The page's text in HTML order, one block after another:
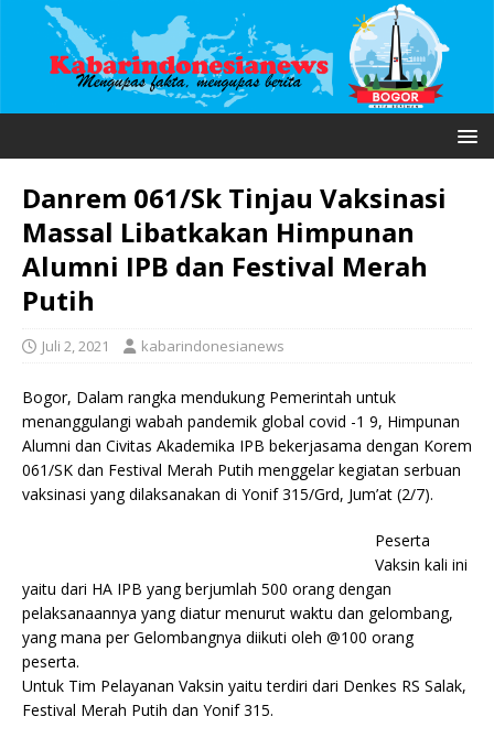
Danrem 061/Sk Tinjau Vaksinasi
Massal Libatkakan Himpunan
Alumni IPB dan Festival Merah
Putih
Juli 2, 2021 kabarindonesianews
Bogor, Dalam rangka mendukung Pemerintah untuk
menanggulangi wabah pandemik global covid -1 9, Himpunan
Alumni dan Civitas Akademika IPB bekerjasama dengan Korem
061/SK dan Festival Merah Putih menggelar kegiatan serbuan
vaksinasi yang dilaksanakan di Yonif 315/Grd, Jum’at (2/7).
Peserta
Vaksin kali ini
yaitu dari HA IPB yang berjumlah 500 orang dengan
pelaksanaannya yang diatur menurut waktu dan gelombang,
yang mana per Gelombangnya diikuti oleh @100 orang
peserta.
Untuk Tim Pelayanan Vaksin yaitu terdiri dari Denkes RS Salak,
Festival Merah Putih dan Yonif 315.